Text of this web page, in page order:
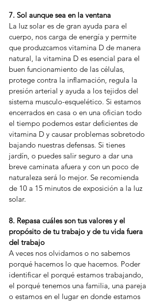
7. Sol aunque sea en la ventana
La luz solar es de gran ayuda para el
cuerpo, nos carga de energía y permite
que produzcamos vitamina D de manera
natural, la vitamina D es esencial para el
buen funcionamiento de las células,
protege contra la inflamación, regula la
presión arterial y ayuda a los tejidos del
sistema musculo-esquelético. Si estamos
encerrados en casa o en una ofician todo
el tiempo podemos estar deficientes de
vitamina D y causar problemas sobretodo
bajando nuestras defensas. Si tienes
jardín, o puedes salir seguro a dar una
breve caminata afuera y con un poco de
naturaleza será lo mejor. Se recomienda
de 10 a 15 minutos de exposición a la luz
solar.
8. Repasa cuáles son tus valores y el
propósito de tu trabajo y de tu vida fuera
del trabajo
A veces nos olvidamos o no sabemos
porqué hacemos lo que hacemos. Poder
identificar el porqué estamos trabajando,
el porqué tenemos una familia, una pareja
o estamos en el lugar en donde estamos